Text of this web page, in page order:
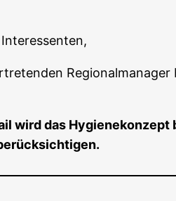
wird das